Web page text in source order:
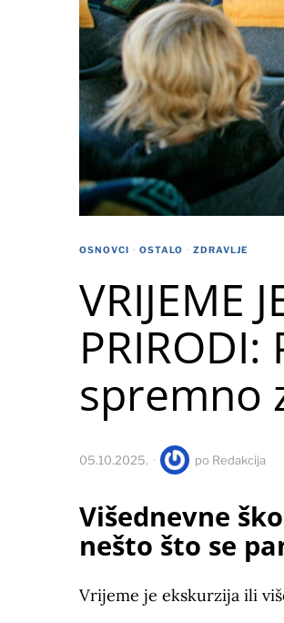
OSNOVCI · OSTALO · ZDRAVLJE
VRIJEME
spremno
05.10.2025. po Redakcija
Višednevne
nešto što se
Vrijeme je ekskurzija ili